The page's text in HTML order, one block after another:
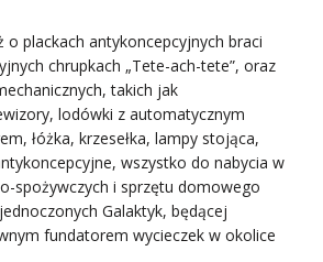
plackach antykoncepcyjnych braci
chrupkach „Tete-ach-tete”, oraz
takich jak
lodówki z automatycznym
łóżka, krzesełka, lampy stojąca,
wszystko do nabycia w
spożywczych i sprzętu domowego
Galaktyk, będącej
fundatorem wycieczek w okolice